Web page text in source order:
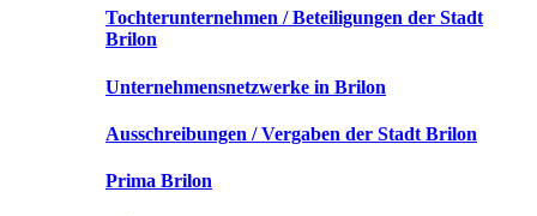
Tochterunternehmen / Beteiligungen der Stadt
Brilon
Unternehmensnetzwerke in Brilon
Ausschreibungen / Vergaben der Stadt Brilon
Prima Brilon